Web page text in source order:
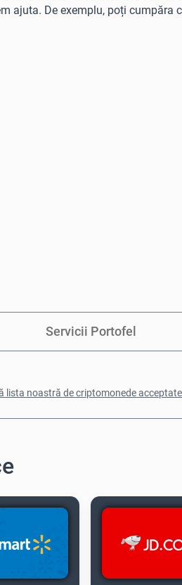
ajuta. De exemplu, poți cumpăra
Servicii Portofel
lista noastră de criptomonede acceptate